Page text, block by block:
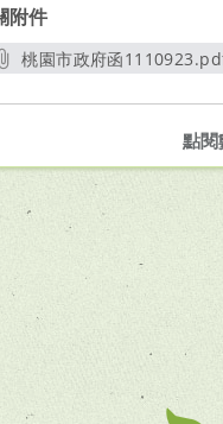
附件
桃園市政府函
點閱